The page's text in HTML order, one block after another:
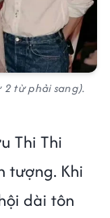
2 từ phải sang).
Thi Thi
tượng. Khi
dài tôn